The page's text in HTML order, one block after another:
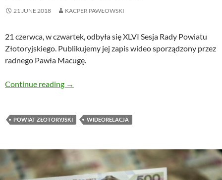
21 JUNE 2018 KACPER PAWŁOWSKI
21 czerwca, w czwartek, odbyła się XLVI Sesja Rady Powiatu
Złotoryjskiego. Publikujemy jej zapis wideo sporządzony przez
radnego Pawła Macugę.
Continue reading Wideorelacja z XLVI Sesji Rady Powiatu
→
POWIAT ZŁOTORYJSKI WIDEORELACJA